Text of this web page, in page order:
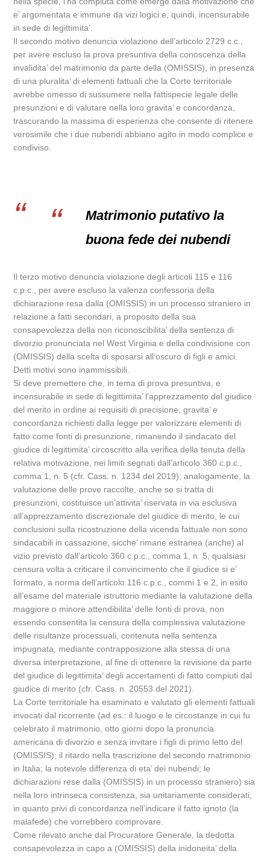
e’ argomentata e immune da vizi logici e, quindi, incensurabile
in sede di legittimita’.
Il secondo motivo denuncia violazione dell’articolo 2729 c.c.,
per avere escluso la prova presuntiva della conoscenza della
invalidita’ del matrimonio da parte della (OMISSIS), in presenza
di una pluralita’ di elementi fattuali che la Corte territoriale
avrebbe omesso di sussumere nella fattispecie legale delle
presunzioni e di valutare nella loro gravita’ e concordanza,
trascurando la massima di esperienza che consente di ritenere
verosimile che i due nubendi abbiano agito in modo complice e
condiviso.
Matrimonio putativo la
buona fede dei nubendi
Il terzo motivo denuncia violazione degli articoli 115 e 116
c.p.c., per avere escluso la valenza confessoria della
dichiarazione resa dalla (OMISSIS) in un processo straniero in
relazione a fatti secondari, a proposito della sua
consapevolezza della non riconoscibilita’ della sentenza di
divorzio pronunciata nel West Virginia e della condivisione con
(OMISSIS) della scelta di sposarsi all’oscuro di figli e amici.
Detti motivi sono inammissibili.
Si deve premettere che, in tema di prova presuntiva, e
incensurabile in sede di legittimita’ l’apprezzamento del giudice
del merito in ordine ai requisiti di precisione, gravita’ e
concordanza richiesti dalla legge per valorizzare elementi di
fatto come fonti di presunzione, rimanendo il sindacato del
giudice di legittimita’ circoscritto alla verifica della tenuta della
relativa motivazione, nei limiti segnati dall’articolo 360 c.p.c.,
comma 1, n. 5 (cfr. Cass. n. 1234 del 2019); analogamente, la
valutazione delle prove raccolte, anche se si tratta di
presunzioni, costituisce un’attivita’ riservata in via esclusiva
all’apprezzamento discrezionale del giudice di merito, le cui
conclusioni sulla ricostruzione della vicenda fattuale non sono
sindacabili in cassazione, sicche’ rimane estranea (anche) al
vizio previsto dall’articolo 360 c.p.c., comma 1, n. 5, qualsiasi
censura volta a criticare il convincimento che il giudice si e’
formato, a norma dell’articolo 116 c.p.c., commi 1 e 2, in esito
all’esame del materiale istruttorio mediante la valutazione della
maggiore o minore attendibilita’ delle fonti di prova, non
essendo consentita la censura della complessiva valutazione
delle risultanze processuali, contenuta nella sentenza
impugnata, mediante contrapposizione alla stessa di una
diversa interpretazione, al fine di ottenere la revisione da parte
del giudice di legittimita’ degli accertamenti di fatto compiuti dal
giudice di merito (cfr. Cass. n. 20553 del 2021).
La Corte territoriale ha esaminato e valutato gli elementi fattuali
invocati dal ricorrente (ad es.: il luogo e le circostanze in cui fu
celebrato il matrimonio, otto giorni dopo la pronuncia
americana di divorzio e senza invitare i figli di primo letto del
(OMISSIS); il ritardo nella trascrizione del secondo matrimonio
in Italia; la notevole differenza di eta’ dei nubendi; le
dichiarazioni rese dalla (OMISSIS) in un processo straniero) sia
nella loro intrinseca consistenza, sia unitariamente considerati,
in quanto privi di concordanza nell’indicare il fatto ignoto (la
malafede) che vorrebbero comprovare.
Come rilevato anche dal Procuratore Generale, la dedotta
consapevolezza in capo a (OMISSIS) della inidoneita’ della